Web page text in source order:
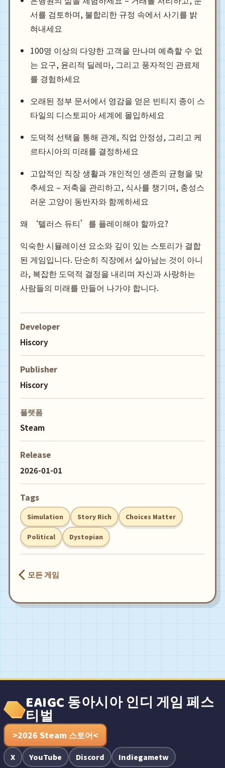
서를 검토하며, 불합리한 규정 속에서 사기를 밝
혀내세요
100명 이상의 다양한 고객을 만나며 예측할 수 없
는 요구, 윤리적 딜레마, 그리고 풍자적인 관료제
를 경험하세요
오래된 정부 문서에서 영감을 얻은 빈티지 종이 스
타일의 디스토피아 세계에 몰입하세요
도덕적 선택을 통해 관계, 직업 안정성, 그리고 케
르타시아의 미래를 결정하세요
고압적인 직장 생활과 개인적인 생존의 균형을 맞
추세요 – 저축을 관리하고, 식사를 챙기며, 충성스
러운 고양이 동반자와 함께하세요
왜 ‘텔러스 듀티’를 플레이해야 할까요?
익숙한 시뮬레이션 요소와 깊이 있는 스토리가 결합
된 게임입니다. 단순히 직장에서 살아남는 것이 아니
라, 복잡한 도덕적 결정을 내리며 자신과 사랑하는
사람들의 미래를 만들어 나가야 합니다.
Developer
Hiscory
Publisher
Hiscory
플랫폼
Steam
Release
2026-01-01
Tags
Simulation Story Rich Choices Matter
Political Dystopian
모든 게임
EAIGC 동아시아 인디 게임 페스
티벌
>2026 Steam 스토어<
X YouTube Discord Indiegametw